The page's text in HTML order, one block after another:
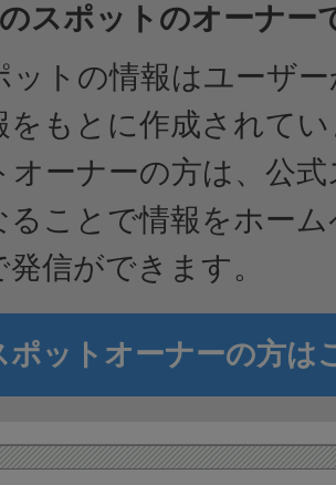
スポットのオーナー
ットの情報はユーザ
をもとに作成されて
オーナーの方は、公
ることで情報をホー
信ができます。
ポットオーナーの方は